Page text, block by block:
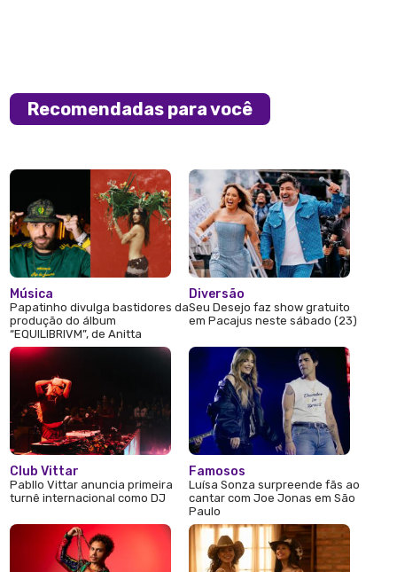
Recomendadas para você
Música
Papatinho divulga bastidores da
produção do álbum
“EQUILIBRIVM”, de Anitta
Club Vittar
Pabllo Vittar anuncia primeira
turnê internacional como DJ
Diversão
Seu Desejo faz show gratuito
em Pacajus neste sábado (23)
Famosos
Luísa Sonza surpreende fãs ao
cantar com Joe Jonas em São
Paulo